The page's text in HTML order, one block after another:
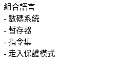
組合語言
- 數碼系統
- 暫存器
- 指令集
- 走入保護模式